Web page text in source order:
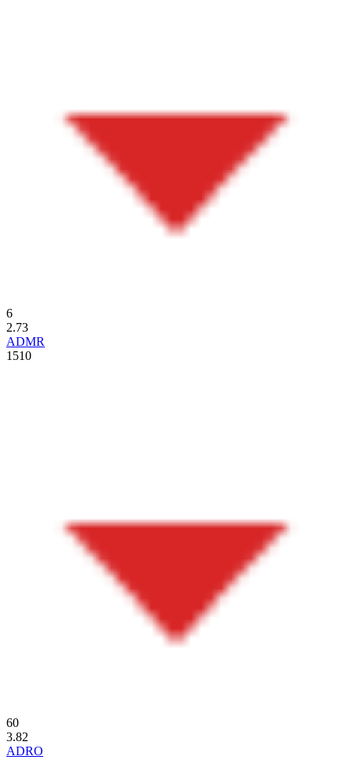
6
2.73
ADMR
1510
60
3.82
ADRO